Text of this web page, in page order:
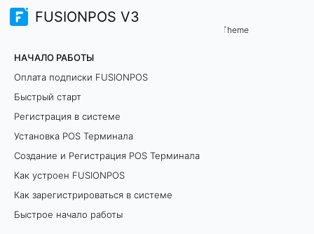
FUSIONPOS V3
НАЧАЛО РАБОТЫ
Оплата подписки FUSIONPOS
Быстрый старт
Регистрация в системе
Установка POS Терминала
Создание и Регистрация POS Терминала
Как устроен FUSIONPOS
Как зарегистрироваться в системе
Быстрое начало работы
г
Theme